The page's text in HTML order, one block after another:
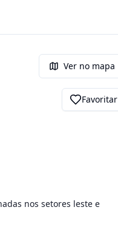
Ver no mapa
Favoritar
nos setores leste e